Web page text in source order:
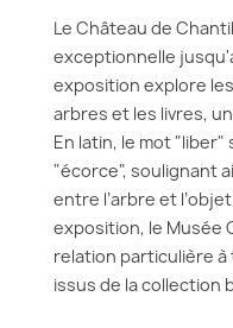
Le Château de
exceptionnelle
exposition explore
arbres et les livres,
En latin, le mot "liber"
"écorce", soulignant
entre l’arbre et
exposition, le Musée
relation particulière
issus de la collection